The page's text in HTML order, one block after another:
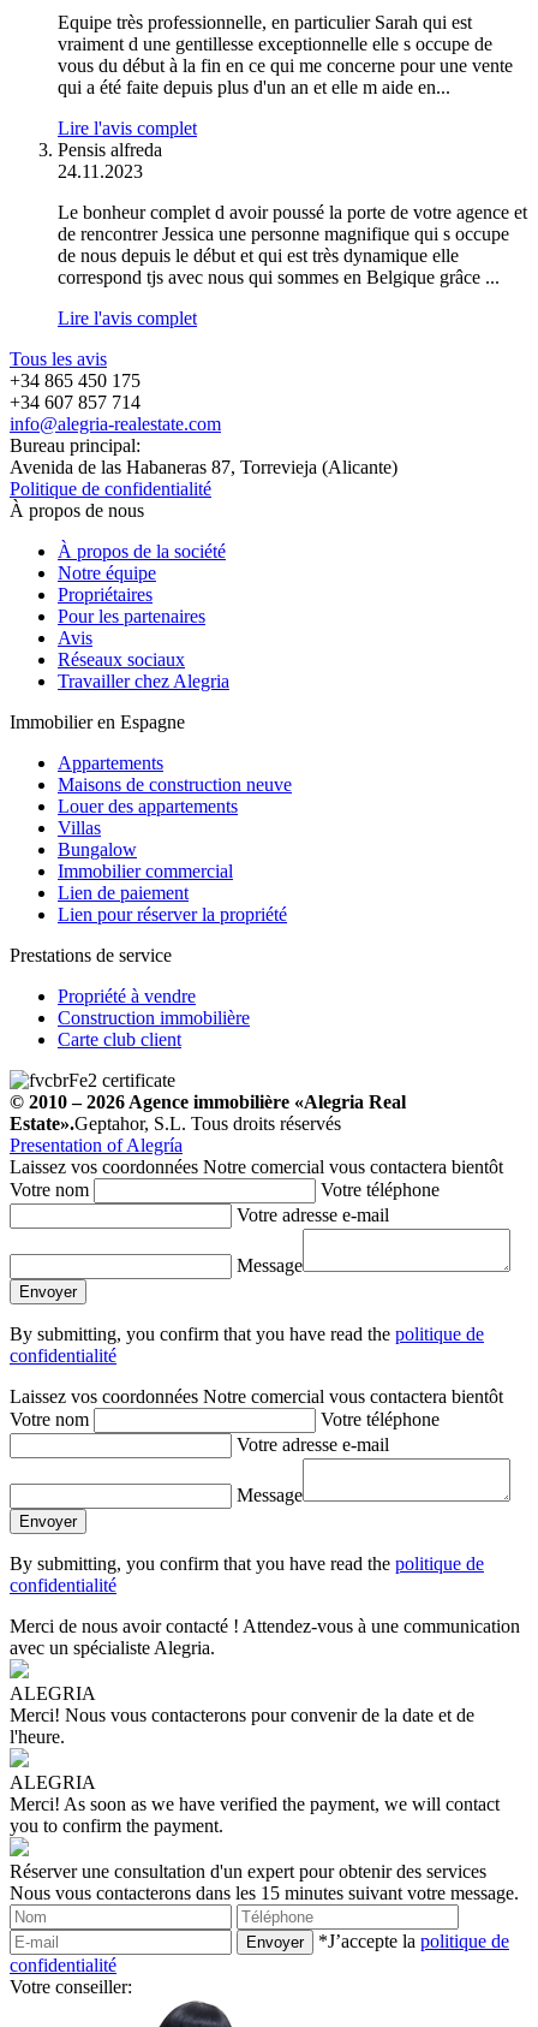
Equipe très professionnelle, en particulier Sarah qui est
vraiment d une gentillesse exceptionnelle elle s occupe de
vous du début à la fin en ce qui me concerne pour une vente
qui a été faite depuis plus d'un an et elle m aide en...
Lire l'avis complet
Pensis alfreda
24.11.2023
Le bonheur complet d avoir poussé la porte de votre agence et
de rencontrer Jessica une personne magnifique qui s occupe
de nous depuis le début et qui est très dynamique elle
correspond tjs avec nous qui sommes en Belgique grâce ...
Lire l'avis complet
Tous les avis
+34 865 450 175
+34 607 857 714
info@alegria-realestate.com
Bureau principal:
Avenida de las Habaneras 87, Torrevieja (Alicante)
Politique de confidentialité
À propos de nous
À propos de la société
Notre équipe
Propriétaires
Pour les partenaires
Avis
Réseaux sociaux
Travailler chez Alegria
Immobilier en Espagne
Appartements
Maisons de construction neuve
Louer des appartements
Villas
Bungalow
Immobilier commercial
Lien de paiement
Lien pour réserver la propriété
Prestations de service
Propriété à vendre
Construction immobilière
Carte club client
© 2010 – 2026 Agence immobilière «Alegria Real
Estate».Geptahor, S.L. Tous droits réservés
Presentation of Alegría
Laissez vos coordonnées Notre comercial vous contactera bientôt
Votre nom
Votre téléphone
Votre adresse e-mail
Message
By submitting, you confirm that you have read the politique de
confidentialité
Laissez vos coordonnées Notre comercial vous contactera bientôt
Votre nom
Votre téléphone
Votre adresse e-mail
Message
By submitting, you confirm that you have read the politique de
confidentialité
Merci de nous avoir contacté ! Attendez-vous à une communication
avec un spécialiste Alegria.
ALEGRIA
Merci! Nous vous contacterons pour convenir de la date et de
l'heure.
ALEGRIA
Merci! As soon as we have verified the payment, we will contact
you to confirm the payment.
Réserver une consultation d'un expert pour obtenir des services
Nous vous contacterons dans les 15 minutes suivant votre message.
*J’accepte la politique de
confidentialité
Votre conseiller: